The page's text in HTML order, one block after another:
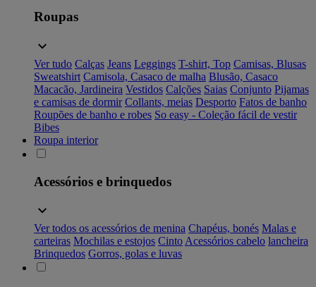
Roupas
Ver tudo Calças Jeans Leggings T-shirt, Top Camisas, Blusas
Sweatshirt Camisola, Casaco de malha Blusão, Casaco
Macacão, Jardineira Vestidos Calções Saias Conjunto Pijamas
e camisas de dormir Collants, meias Desporto Fatos de banho
Roupões de banho e robes So easy - Coleção fácil de vestir
Bibes
Roupa interior
Acessórios e brinquedos
Ver todos os acessórios de menina Chapéus, bonés Malas e
carteiras Mochilas e estojos Cinto Acessórios cabelo lancheira
Brinquedos Gorros, golas e luvas